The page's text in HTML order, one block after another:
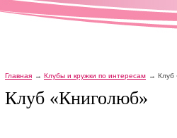
Главная Клубы и кружки по интересам Клуб
Клуб «Книголюб»